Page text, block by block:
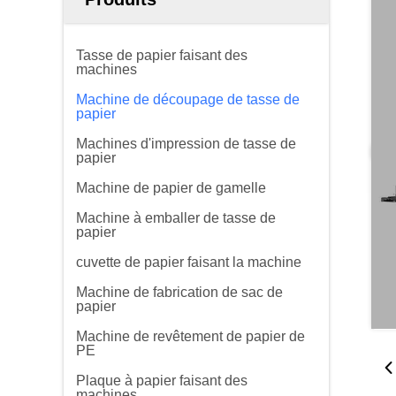
Tasse de papier faisant des
machines
Machine de découpage de tasse de
papier
Machines d'impression de tasse de
papier
Machine de papier de gamelle
Machine à emballer de tasse de
papier
cuvette de papier faisant la machine
Machine de fabrication de sac de
papier
Machine de revêtement de papier de
PE
Plaque à papier faisant des